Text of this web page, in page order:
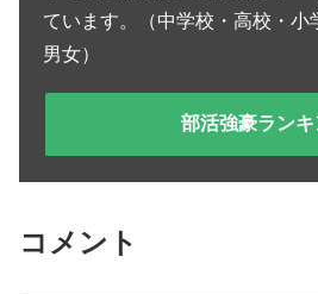
ています。（中学校・高校・小
男女）
部活強豪ラン
コメント